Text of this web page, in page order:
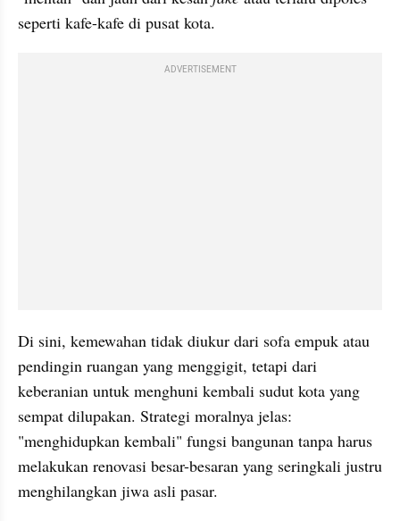
seperti kafe-kafe di pusat kota.
ADVERTISEMENT
Di sini, kemewahan tidak diukur dari sofa empuk atau
pendingin ruangan yang menggigit, tetapi dari
keberanian untuk menghuni kembali sudut kota yang
sempat dilupakan. Strategi moralnya jelas:
"menghidupkan kembali" fungsi bangunan tanpa harus
melakukan renovasi besar-besaran yang seringkali justru
menghilangkan jiwa asli pasar.